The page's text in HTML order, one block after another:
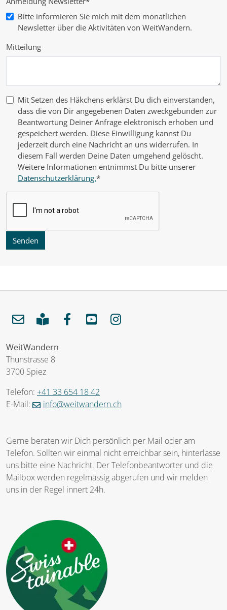
Bitte informieren Sie mich mit dem monatlichen
Newsletter über die Aktivitäten von WeitWandern.
Mitteilung
Mit Setzen des Häkchens erklärst Du dich einverstanden,
dass die von Dir angegebenen Daten zweckgebunden zur
Beantwortung Deiner Anfrage elektronisch erhoben und
gespeichert werden. Diese Einwilligung kannst Du
jederzeit durch eine Nachricht an uns widerrufen. In
diesem Fall werden Deine Daten umgehend gelöscht.
Weitere Informationen entnimmst Du bitte unserer
Datenschutzerklärung.*
Senden
WeitWandern
Thunstrasse 8
3700 Spiez
Telefon: +41 33 654 18 42
E-Mail:
info@weitwandern.ch
Gerne beraten wir Dich persönlich per Mail oder am
Telefon. Sollten wir einmal nicht erreichbar sein, hinterlasse
uns bitte eine Nachricht. Der Telefonbeantworter und die
Mailbox werden regelmässig abgerufen und wir melden
uns in der Regel innert 24h.